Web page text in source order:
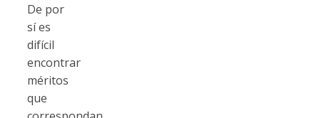
De por
sí es
difícil
encontrar
méritos
que